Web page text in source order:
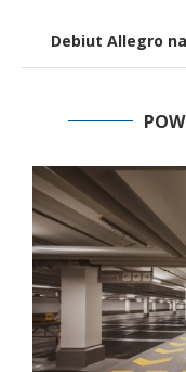
Debiut Allegro